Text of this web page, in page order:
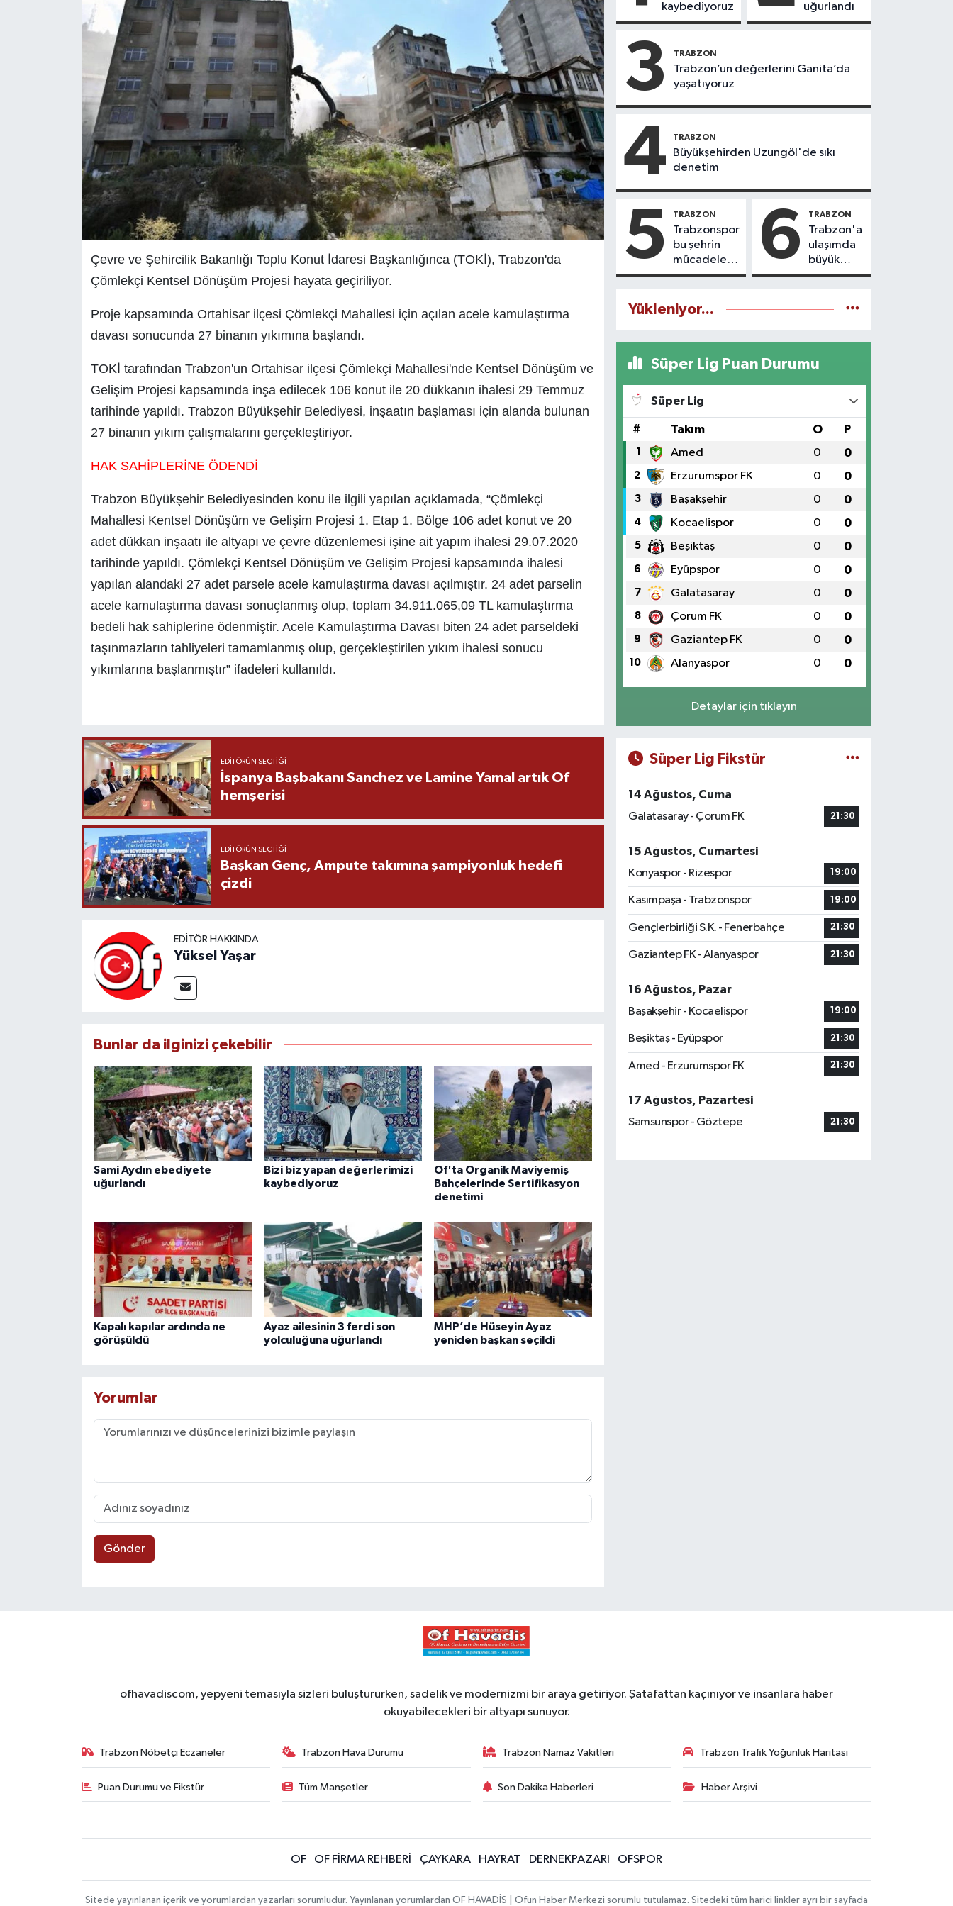
Çevre ve Şehircilik Bakanlığı Toplu Konut İdaresi Başkanlığınca (TOKİ), Trabzon'da
Çömlekçi Kentsel Dönüşüm Projesi hayata geçiriliyor.
Proje kapsamında Ortahisar ilçesi Çömlekçi Mahallesi için açılan acele kamulaştırma
davası sonucunda 27 binanın yıkımına başlandı.
TOKİ tarafından Trabzon'un Ortahisar ilçesi Çömlekçi Mahallesi'nde Kentsel Dönüşüm ve
Gelişim Projesi kapsamında inşa edilecek 106 konut ile 20 dükkanın ihalesi 29 Temmuz
tarihinde yapıldı. Trabzon Büyükşehir Belediyesi, inşaatın başlaması için alanda bulunan
27 binanın yıkım çalışmalarını gerçekleştiriyor.
HAK SAHİPLERİNE ÖDENDİ
Trabzon Büyükşehir Belediyesinden konu ile ilgili yapılan açıklamada, “Çömlekçi
Mahallesi Kentsel Dönüşüm ve Gelişim Projesi 1. Etap 1. Bölge 106 adet konut ve 20
adet dükkan inşaatı ile altyapı ve çevre düzenlemesi işine ait yapım ihalesi 29.07.2020
tarihinde yapıldı. Çömlekçi Kentsel Dönüşüm ve Gelişim Projesi kapsamında ihalesi
yapılan alandaki 27 adet parsele acele kamulaştırma davası açılmıştır. 24 adet parselin
acele kamulaştırma davası sonuçlanmış olup, toplam 34.911.065,09 TL kamulaştırma
bedeli hak sahiplerine ödenmiştir. Acele Kamulaştırma Davası biten 24 adet parseldeki
taşınmazların tahliyeleri tamamlanmış olup, gerçekleştirilen yıkım ihalesi sonucu
yıkımlarına başlanmıştır” ifadeleri kullanıldı.
EDITÖRÜN SEÇTIĞI
İspanya Başbakanı Sanchez ve Lamine Yamal artık Of
hemşerisi
EDITÖRÜN SEÇTIĞI
Başkan Genç, Ampute takımına şampiyonluk hedefi
çizdi
EDITÖR HAKKINDA
Yüksel Yaşar
Bunlar da ilginizi çekebilir
Sami Aydın ebediyete
uğurlandı
Bizi biz yapan değerlerimizi
kaybediyoruz
Of'ta Organik Maviyemiş
Bahçelerinde Sertifikasyon
denetimi
Kapalı kapılar ardında ne
görüşüldü
Ayaz ailesinin 3 ferdi son
yolculuğuna uğurlandı
MHP’de Hüseyin Ayaz
yeniden başkan seçildi
Yorumlar
Gönder
kaybediyoruz
uğurlandı
3 TRABZON
Trabzon’un değerlerini Ganita’da
yaşatıyoruz
4 TRABZON
Büyükşehirden Uzungöl'de sıkı
denetim
5 TRABZON
Trabzonspor
bu şehrin
mücadele
ruhudur
6 TRABZON
Trabzon'a
ulaşımda
büyük
yatırımlar
Yükleniyor...
Süper Lig Puan Durumu
Süper Lig
# Takım O P
1 Amed 0 0
2 Erzurumspor FK 0 0
3 Başakşehir 0 0
4 Kocaelispor 0 0
5 Beşiktaş 0 0
6 Eyüpspor 0 0
7 Galatasaray 0 0
8 Çorum FK 0 0
9 Gaziantep FK 0 0
10 Alanyaspor 0 0
Detaylar için tıklayın
Süper Lig Fikstür
14 Ağustos, Cuma
Galatasaray - Çorum FK
21:30
15 Ağustos, Cumartesi
Konyaspor - Rizespor
19:00
Kasımpaşa - Trabzonspor 19:00
Gençlerbirliği S.K. - Fenerbahçe 21:30
Gaziantep FK - Alanyaspor 21:30
16 Ağustos, Pazar
Başakşehir - Kocaelispor
19:00
Beşiktaş - Eyüpspor 21:30
Amed - Erzurumspor FK 21:30
17 Ağustos, Pazartesi
Samsunspor - Göztepe
21:30
ofhavadiscom, yepyeni temasıyla sizleri buluştururken, sadelik ve modernizmi bir araya getiriyor. Şatafattan kaçınıyor ve insanlara haber
okuyabilecekleri bir altyapı sunuyor.
Trabzon Nöbetçi Eczaneler Trabzon Hava Durumu Trabzon Namaz Vakitleri Trabzon Trafik Yoğunluk Haritası
Puan Durumu ve Fikstür Tüm Manşetler Son Dakika Haberleri Haber Arşivi
OF OF FİRMA REHBERİ ÇAYKARA HAYRAT DERNEKPAZARI OFSPOR
Sitede yayınlanan içerik ve yorumlardan yazarları sorumludur. Yayınlanan yorumlardan OF HAVADİS | Ofun Haber Merkezi sorumlu tutulamaz. Sitedeki tüm harici linkler ayrı bir sayfada